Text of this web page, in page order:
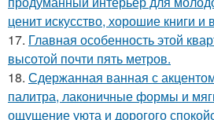
ценит искусство, хорошие книги и
17. Главная особенность этой
высотой почти пять метров.
18. Сдержанная ванная с
палитра, лаконичные формы и
ощущение уюта и дорогого